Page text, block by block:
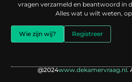
vragen verzameld en beantwoord in
Alles wat u wilt weten,
Wie zijn wij? Registreer
@2024www.dekamervraag.nl.